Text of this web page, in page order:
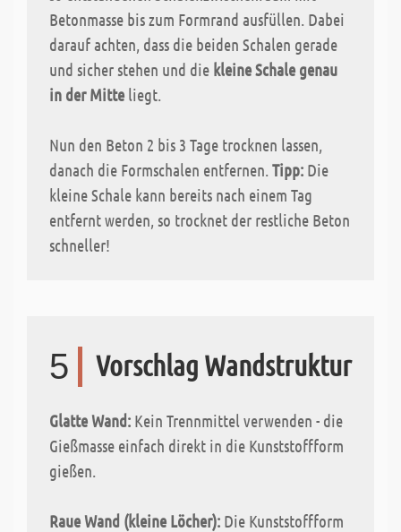
Betonmasse bis zum Formrand ausfüllen. Dabei
darauf achten, dass die beiden Schalen gerade
und sicher stehen und die kleine Schale genau
in der Mitte liegt.
Nun den Beton 2 bis 3 Tage trocknen lassen,
danach die Formschalen entfernen. Tipp: Die
kleine Schale kann bereits nach einem Tag
entfernt werden, so trocknet der restliche Beton
schneller!
5 Vorschlag Wandstruktur
Glatte Wand: Kein Trennmittel verwenden - die
Gießmasse einfach direkt in die Kunststoffform
gießen.
Raue Wand (kleine Löcher): Die Kunststoffform